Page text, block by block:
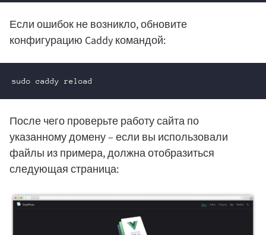
Если ошибок не возникло, обновите
конфигурацию Caddy командой:
sudo caddy reload
После чего проверьте работу сайта по
указанному домену – если вы использовали
файлы из примера, должна отобразиться
следующая страница: